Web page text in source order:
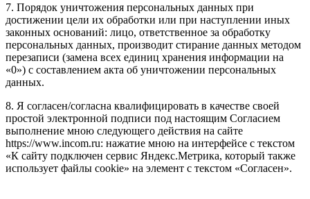
7. Порядок уничтожения персональных данных при
достижении цели их обработки или при наступлении иных
законных оснований: лицо, ответственное за обработку
персональных данных, производит стирание данных методом
перезаписи (замена всех единиц хранения информации на
«0») с составлением акта об уничтожении персональных
данных.
8. Я согласен/согласна квалифицировать в качестве своей
простой электронной подписи под настоящим Согласием
выполнение мною следующего действия на сайте
https://www.incom.ru: нажатие мною на интерфейсе с текстом
«К сайту подключен сервис Яндекс.Метрика, который также
использует файлы cookie» на элемент с текстом «Согласен».